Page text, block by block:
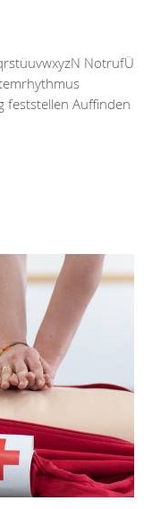
NotrufÜ
feststellen Auffinden